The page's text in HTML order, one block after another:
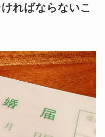
ればならないこ